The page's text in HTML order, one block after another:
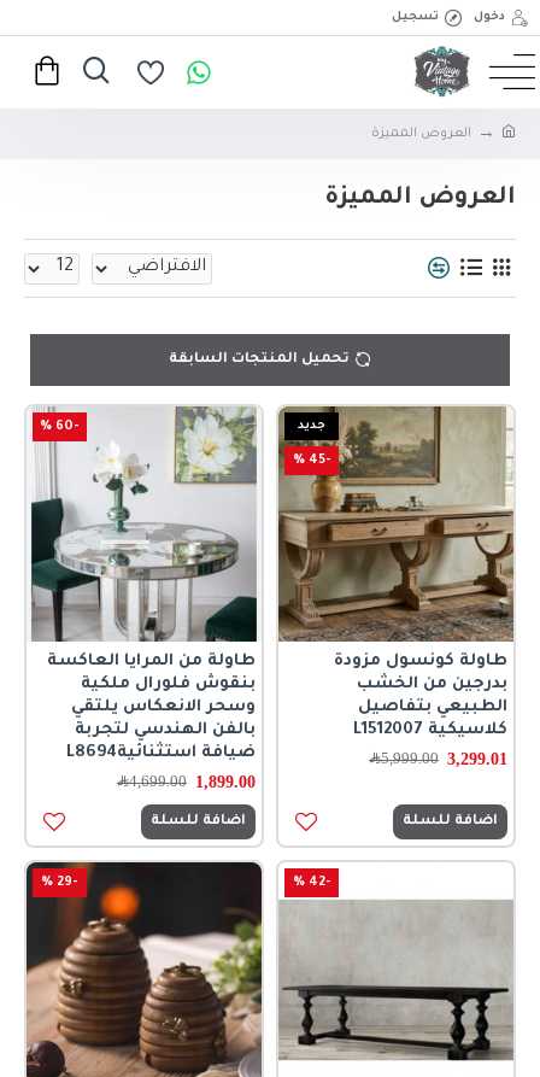
دخول تسجيل
العروض المميزة
العروض المميزة
تحميل المنتجات السابقة
جديد
-45 %
طاولة كونسول مزودة
بدرجين من الخشب
الطبيعي بتفاصيل
كلاسيكية L1512007
3,299.01
5,999.00﷼
اضافة للسلة
-60 %
طاولة من المرايا العاكسة
بنقوش فلورال ملكية
وسحر الانعكاس يلتقي
بالفن الهندسي لتجربة
ضيافة استثنائيةL8694
1,899.00
4,699.00﷼
اضافة للسلة
-42 %
-29 %